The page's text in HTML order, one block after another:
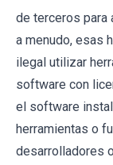
de terceros para
a menudo, esas
ilegal utilizar
software con
el software
herramientas o
desarrolladores